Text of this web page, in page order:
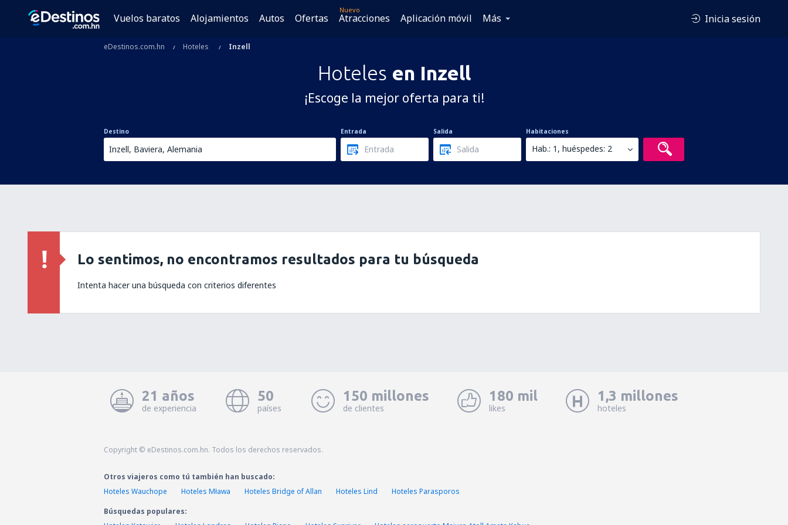
Vuelos baratos Alojamientos Autos Ofertas
Nuevo
Atracciones Aplicación móvil Más Inicia sesión
eDestinos.com.hn Hoteles Inzell
Hoteles en Inzell
¡Escoge la mejor oferta para ti!
Destino Entrada Salida Habitaciones
Hab.: 1, huéspedes: 2
Lo sentimos, no encontramos resultados para tu búsqueda
Intenta hacer una búsqueda con criterios diferentes
21 años
de experiencia
50
países
150 millones
de clientes
180 mil
likes
1,3 millones
hoteles
Copyright © eDestinos.com.hn. Todos los derechos reservados.
Otros viajeros como tú también han buscado:
Hoteles Wauchope
Hoteles Mława Hoteles Bridge of Allan Hoteles Lind
Hoteles Parasporos
Búsquedas populares: